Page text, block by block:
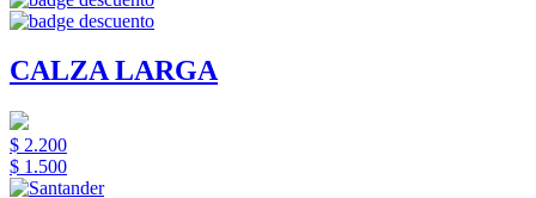
CALZA LARGA
$ 2.200
$ 1.500